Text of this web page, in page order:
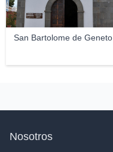
San Bartolome de Geneto
Nosotros